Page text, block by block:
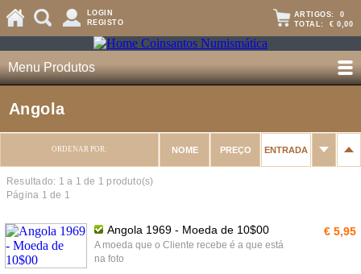
LOGIN
REGISTO
ARTIGOS: 0
TOTAL: € 0,00
Menu Produtos
Angola
ORDENAR POR: NOME PREÇO ENTRADA
Resultado: 1 a 1 de 1 produto(s)
Página 1 de 1
Angola 1969 - Moeda de 10$00
A moeda que o Cliente recebe é a que está
na foto
€ 5,95